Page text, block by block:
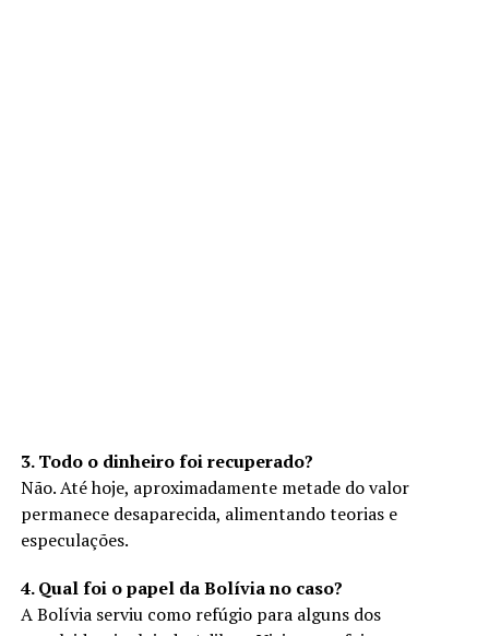
3. Todo o dinheiro foi recuperado?
Não. Até hoje, aproximadamente metade do valor
permanece desaparecida, alimentando teorias e
especulações.
4. Qual foi o papel da Bolívia no caso?
A Bolívia serviu como refúgio para alguns dos